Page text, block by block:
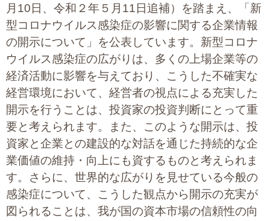
月10日、令和２年５月11日追補）を踏まえ、「新
型コロナウイルス感染症の影響に関する企業情報
の開示について」を公表しています。新型コロナ
ウイルス感染症の広がりは、多くの上場企業等の
経済活動に影響を与えており、こうした不確実な
経営環境において、経営者の視点による充実した
開示を行うことは、投資家の投資判断にとって重
要と考えられます。また、このような開示は、投
資家と企業との建設的な対話を通じた持続的な企
業価値の維持・向上にも資するものと考えられま
す。さらに、世界的な広がりを見せている今般の
感染症について、こうした観点から開示の充実が
図られることは、我が国の資本市場の信頼性の向